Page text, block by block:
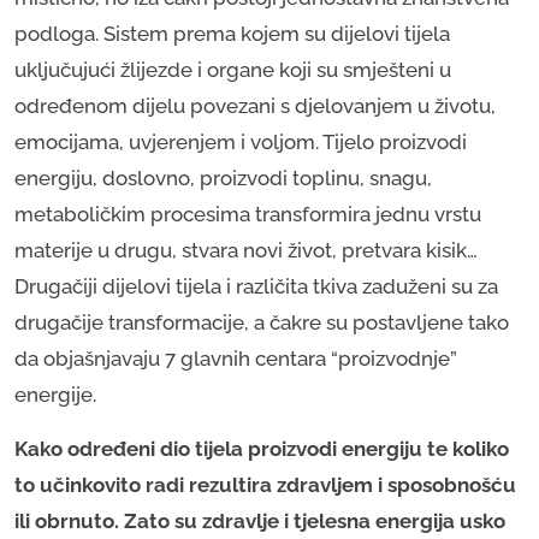
podloga. Sistem prema kojem su dijelovi tijela
uključujući žlijezde i organe koji su smješteni u
određenom dijelu povezani s djelovanjem u životu,
emocijama, uvjerenjem i voljom. Tijelo proizvodi
energiju, doslovno, proizvodi toplinu, snagu,
metaboličkim procesima transformira jednu vrstu
materije u drugu, stvara novi život, pretvara kisik…
Drugačiji dijelovi tijela i različita tkiva zaduženi su za
drugačije transformacije, a čakre su postavljene tako
da objašnjavaju 7 glavnih centara “proizvodnje”
energije.
Kako određeni dio tijela proizvodi energiju te koliko
to učinkovito radi rezultira zdravljem i sposobnošću
ili obrnuto. Zato su zdravlje i tjelesna energija usko